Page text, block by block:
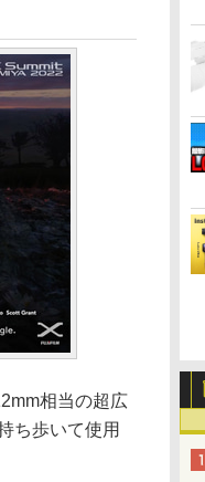
相当の超広
ち歩いて使用